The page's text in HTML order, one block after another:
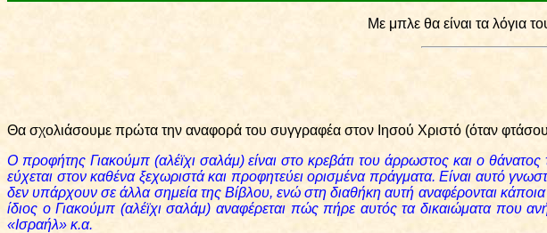
Με μπλε θα είναι τα λόγια
Θα σχολιάσουμε πρώτα την αναφορά του συγγραφέα στον Ιησού Χριστό (όταν
Ο προφήτης Γιακούμπ (αλέϊχι σαλάμ) είναι στο κρεβάτι του άρρωστος και ο θάνατος
εύχεται στον καθένα ξεχωριστά και προφητεύει ορισμένα πράγματα. Είναι αυτό
δεν υπάρχουν σε άλλα σημεία της Βίβλου, ενώ στη διαθήκη αυτή αναφέρονται
ίδιος ο Γιακούμπ (αλέϊχι σαλάμ) αναφέρεται πώς πήρε αυτός τα δικαιώματα
«Ισραήλ» κ.α.